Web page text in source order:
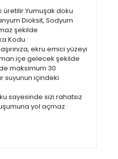
doku
Dioksit, Sodyum
şekilde
Kodu :
ekru emici yüzeyi
içe gelecek şekilde
maksimum 30
suyunun içindeki
sayesinde sizi rahatsız
yol açmaz.·